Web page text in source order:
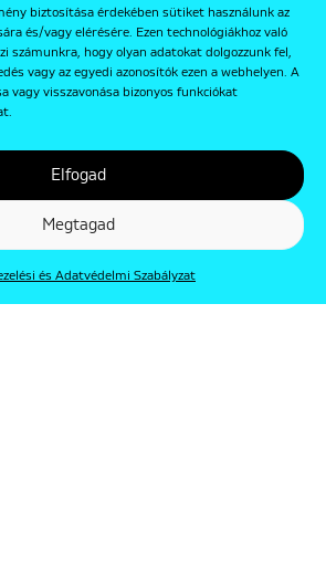
biztosítása érdekében sütiket használunk az
és/vagy elérésére. Ezen technológiákhoz való
számunkra, hogy olyan adatokat dolgozzunk fel,
vagy az egyedi azonosítók ezen a webhelyen. A
vagy visszavonása bizonyos funkciókat
Elfogad
Megtagad
és Adatvédelmi Szabályzat